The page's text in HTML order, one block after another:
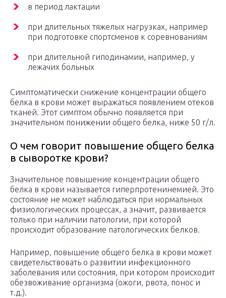
в период лактации
при длительных тяжелых нагрузках, например
при подготовке спортсменов к соревнованиям
при длительной гиподинамии, например, у
лежачих больных
Симптоматически снижение концентрации общего
белка в крови может выражаться появлением отеков
тканей. Этот симптом обычно появляется при
значительном понижении общего белка, ниже 50 г/л.
О чем говорит повышение общего белка
в сыворотке крови?
Значительное повышение концентрации общего
белка в крови называется гиперпротенинемией. Это
состояние не может наблюдаться при нормальных
физиологических процессах, а значит, развивается
только при наличии патологии, при которой
происходит образование патологических белков.
Например, повышение общего белка в крови может
свидетельствовать о развитии инфекционного
заболевания или состояния, при котором происходит
обезвоживание организма (ожоги, рвота, понос и
т.д.).